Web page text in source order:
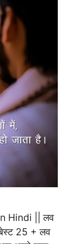
Hindi || लव
25 + लव